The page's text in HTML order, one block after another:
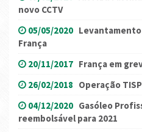
novo CCTV
05/05/2020
França
20/11/2017 França em
26/02/2018 Operação
04/12/2020 Gasóleo
reembolsável para 2021